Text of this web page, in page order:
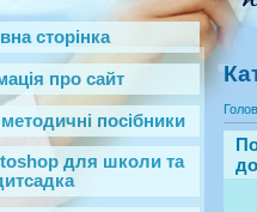
сторінка
про сайт
посібники
для школи та